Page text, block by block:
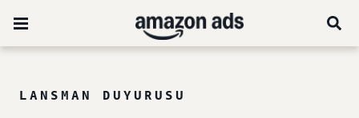
LANSMAN DUYURUSU